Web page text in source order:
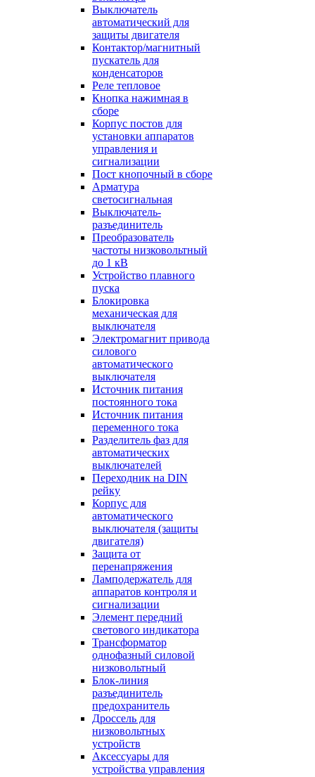
Выключатель
автоматический для
защиты двигателя
Контактор/магнитный
пускатель для
конденсаторов
Реле тепловое
Кнопка нажимная в
сборе
Корпус постов для
установки аппаратов
управления и
сигнализации
Пост кнопочный в сборе
Арматура
светосигнальная
Выключатель-
разъединитель
Преобразователь
частоты низковольтный
до 1 кВ
Устройство плавного
пуска
Блокировка
механическая для
выключателя
Электромагнит привода
силового
автоматического
выключателя
Источник питания
постоянного тока
Источник питания
переменного тока
Разделитель фаз для
автоматических
выключателей
Переходник на DIN
рейку
Корпус для
автоматического
выключателя (защиты
двигателя)
Защита от
перенапряжения
Ламподержатель для
аппаратов контроля и
сигнализации
Элемент передний
светового индикатора
Трансформатор
однофазный силовой
низковольтный
Блок-линия
разъединитель
предохранитель
Дроссель для
низковольтных
устройств
Аксессуары для
устройства управления